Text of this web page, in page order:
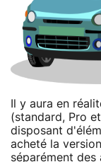
Il y aura en
(standard, Pro
disposant
acheté la
séparément des